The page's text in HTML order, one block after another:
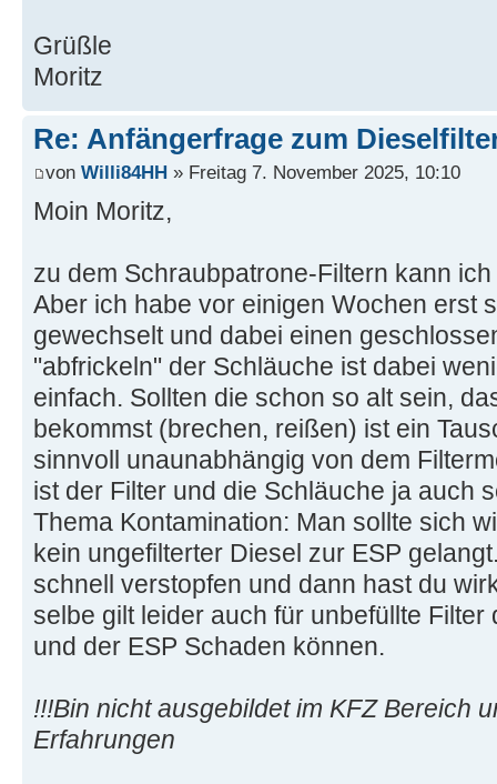
Grüßle
Moritz
Re: Anfängerfrage zum
von Willi84HH » Freitag 7. November 2025, 10:10
Moin Moritz,
zu dem Schraubpatrone-Filtern kann
Aber ich habe vor einigen Wochen erst
gewechselt und dabei einen
"abfrickeln" der Schläuche ist dabei
einfach. Sollten die schon so alt sein,
bekommst (brechen, reißen) ist ein
sinnvoll unaunabhängig von dem
ist der Filter und die Schläuche ja auch
Thema Kontamination: Man sollte sich
kein ungefilterter Diesel zur ESP
schnell verstopfen und dann hast du
selbe gilt leider auch für unbefüllte Filter
und der ESP Schaden können.
!!!Bin nicht ausgebildet im KFZ Bereich
Erfahrungen